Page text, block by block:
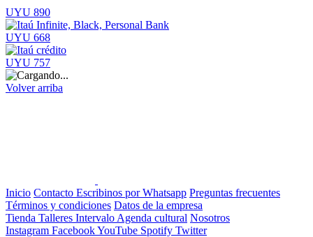
UYU 890
UYU 668
UYU 757
Volver arriba
Inicio Contacto Escribinos por Whatsapp Preguntas frecuentes
Términos y condiciones Datos de la empresa
Tienda Talleres Intervalo Agenda cultural Nosotros
Instagram FacebookYouTube Spotify Twitter